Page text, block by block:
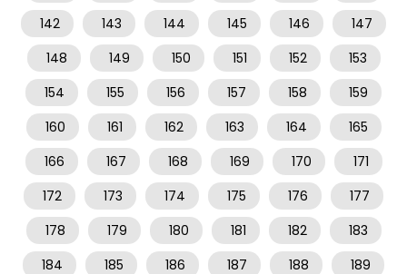
142
143 144 145 146
147
148
149 150 151 152
153
154
155 156 157 158
159
160
161 162 163 164
165
166
167 168 169 170
171
172
173 174 175 176
177
178
179 180 181 182
183
184
185 186 187 188
189